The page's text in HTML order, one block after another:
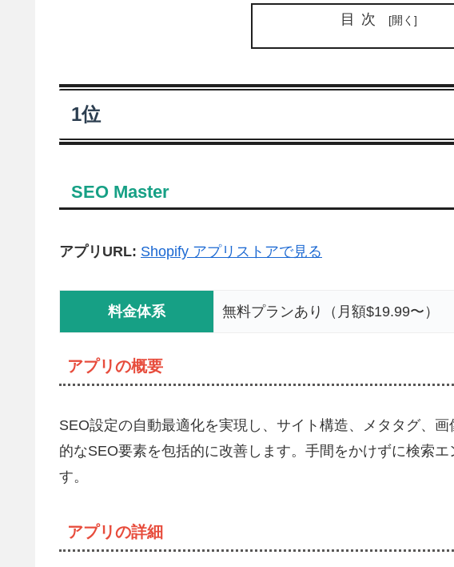
目次
1位
SEO Master
アプリURL: Shopify アプリストアで見る
料金体系 無料プランあり（月額$19.99〜）
アプリの概要
SEO設定の自動最適化を実現し、サイト構造、メタタグ、
的なSEO要素を包括的に改善します。手間をかけずに検索
す。
アプリの詳細